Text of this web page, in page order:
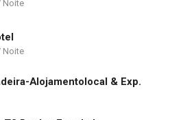
Alojamentolocal & Exp.